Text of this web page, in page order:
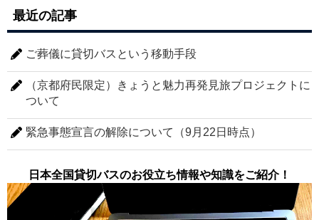
最近の記事
ご葬儀に貸切バスという移動手段
（京都府民限定）きょうと魅力再発見旅プロジェクトに
ついて
緊急事態宣言の解除について（9月22日時点）
日本全国貸切バスのお役立ち情報や知識をご紹介！